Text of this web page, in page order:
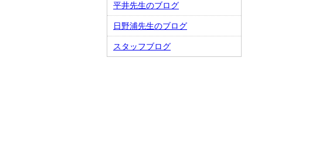
平井先生のブログ
日野浦先生のブログ
スタッフブログ